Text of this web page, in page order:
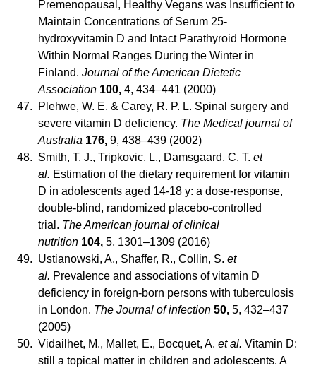
Premenopausal, Healthy Vegans was Insufficient to
Maintain Concentrations of Serum 25-
hydroxyvitamin D and Intact Parathyroid Hormone
Within Normal Ranges During the Winter in
Finland.Journal of the American Dietetic
Association 100,4, 434–441 (2000)
47.
Plehwe, W. E. & Carey, R. P. L. Spinal surgery and
severe vitamin D deficiency. The Medical journal of
Australia 176,9, 438–439 (2002)
48. Smith, T. J., Tripkovic, L., Damsgaard, C. T. et
al. Estimation of the dietary requirement for vitamin
D in adolescents aged 14-18 y: a dose-response,
double-blind, randomized placebo-controlled
trial. The American journal of clinical
nutrition 104,5, 1301–1309 (2016)
49. Ustianowski, A., Shaffer, R., Collin, S. et
al. Prevalence and associations of vitamin D
deficiency in foreign-born persons with tuberculosis
in London. The Journal of infection 50,5, 432–437
(2005)
50. Vidailhet, M., Mallet, E., Bocquet, A. et al. Vitamin D:
still a topical matter in children and adolescents. A